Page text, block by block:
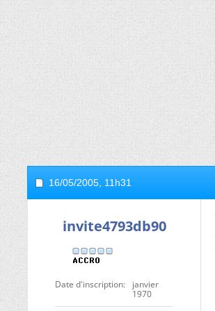
16/05/2005, 11h31
invite4793db90
Date d'inscription
janvier
1970